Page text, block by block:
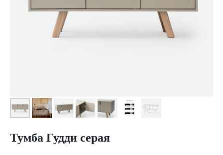
Тумба Гудди серая